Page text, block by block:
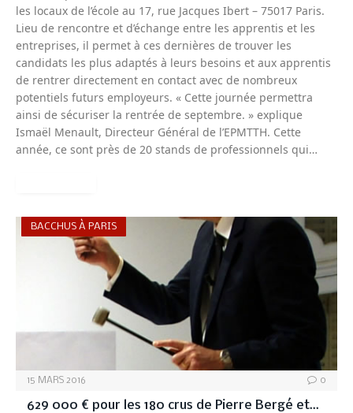
les locaux de l’école au 17, rue Jacques Ibert – 75017 Paris.
Lieu de rencontre et d’échange entre les apprentis et les
entreprises, il permet à ces dernières de trouver les
candidats les plus adaptés à leurs besoins et aux apprentis
de rentrer directement en contact avec de nombreux
potentiels futurs employeurs. « Cette journée permettra
ainsi de sécuriser la rentrée de septembre. » explique
Ismaël Menault, Directeur Général de l’EPMTTH. Cette
année, ce sont près de 20 stands de professionnels qui…
BACCHUS À PARIS
15 MARS 2016 0
629 000 € pour les 180 crus de Pierre Bergé et…